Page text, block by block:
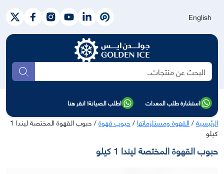
English
بحث
استشارة طلب المعدات اطلب الصيانة! انقر هنا
الرئيسية/القهوة ومستلزماتها/حبوب قهوة / حبوب القهوة المختصة ليندا 1
كيلو
حبوب القهوة المختصة ليندا 1 كيلو